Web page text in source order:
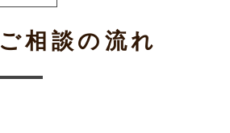
ご相談の流れ